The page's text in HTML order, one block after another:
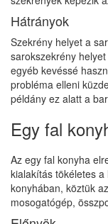
Hátrányok
Szekrény helyet a
sarokszekrény
egyéb kevéssé
probléma elleni
példány ez alatt a
Egy fal
Az egy fal konyha
kialakítás tökéletes
konyhában, köztük
mosogatógép,